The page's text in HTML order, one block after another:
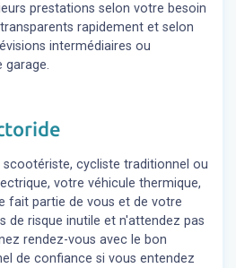
prestations selon votre besoin
rapidement et selon
intermédiaires ou
garage.
cycliste traditionnel ou
votre véhicule thermique,
fait partie de vous et de votre
de risque inutile et n'attendez pas
rendez-vous avec le bon
de confiance si vous entendez